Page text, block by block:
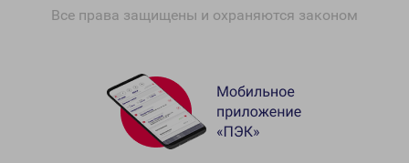
Все права защищены и охраняются законом